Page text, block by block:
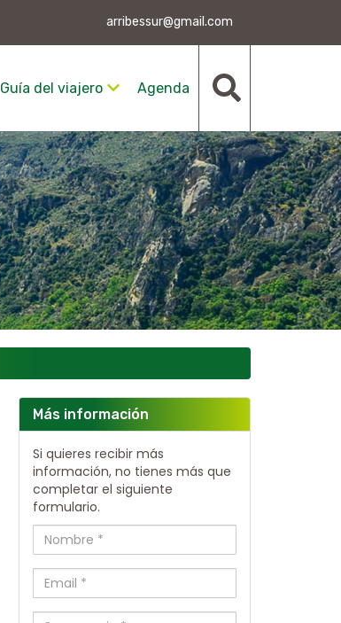
arribessur@gmail.com
Guía del viajero Agenda
Más información
Si quieres recibir más
información, no tienes más que
completar el siguiente
formulario.